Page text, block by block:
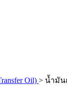
Oil) > น้ำมัน